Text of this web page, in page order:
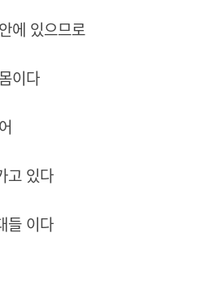
에 있으므로
이다
고 있다
들 이다